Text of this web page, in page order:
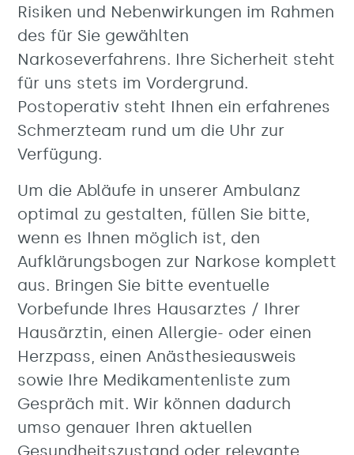
Risiken und Nebenwirkungen im Rahmen
des für Sie gewählten
Narkoseverfahrens. Ihre Sicherheit steht
für uns stets im Vordergrund.
Postoperativ steht Ihnen ein erfahrenes
Schmerzteam rund um die Uhr zur
Verfügung.
Um die Abläufe in unserer Ambulanz
optimal zu gestalten, füllen Sie bitte,
wenn es Ihnen möglich ist, den
Aufklärungsbogen zur Narkose komplett
aus. Bringen Sie bitte eventuelle
Vorbefunde Ihres Hausarztes / Ihrer
Hausärztin, einen Allergie- oder einen
Herzpass, einen Anästhesieausweis
sowie Ihre Medikamentenliste zum
Gespräch mit. Wir können dadurch
umso genauer Ihren aktuellen
Gesundheitszustand oder relevante